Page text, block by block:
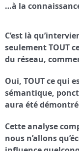
…à la
C’est là
seulement TOUT
du réseau,
Oui, TOUT ce qui
sémantique,
aura été
Cette analyse
nous n’allons